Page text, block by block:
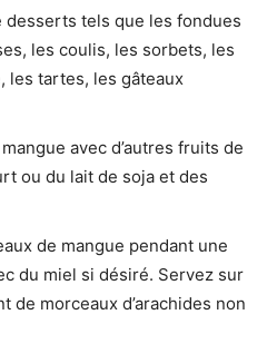
desserts tels que les fondues
les coulis, les sorbets, les
les tartes, les gâteaux
avec d’autres fruits de
ou du lait de soja et des
de mangue pendant une
du miel si désiré. Servez sur
de morceaux d’arachides non